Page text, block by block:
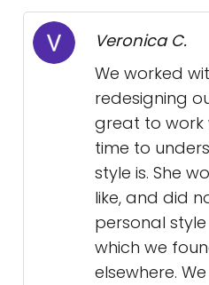
Veronica C.
We worked
redesigning
great to work
time to
style is. She
like, and did
personal
which we
elsewhere.